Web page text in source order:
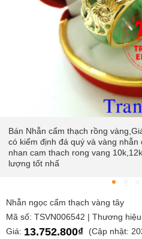
Bán Nhẫn cẩm thạch rồng
có kiểm định đá quý và vàng
nhan cam thach rong vang
lượng tốt nhấ
Nhẫn ngọc cẩm thạch vàng tây
Mã số: TSVN006542 | Thương
Giá: 13.752.800₫
(Cập nhật: